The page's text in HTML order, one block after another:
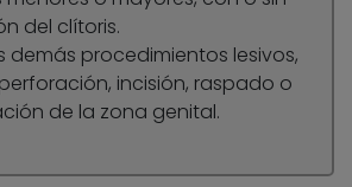
del clítoris.
demás procedimientos lesivos,
incisión, raspado o
de la zona genital.